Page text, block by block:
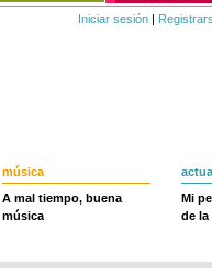
Iniciar sesión |
música
A mal tiempo, buena
música
Mi
de